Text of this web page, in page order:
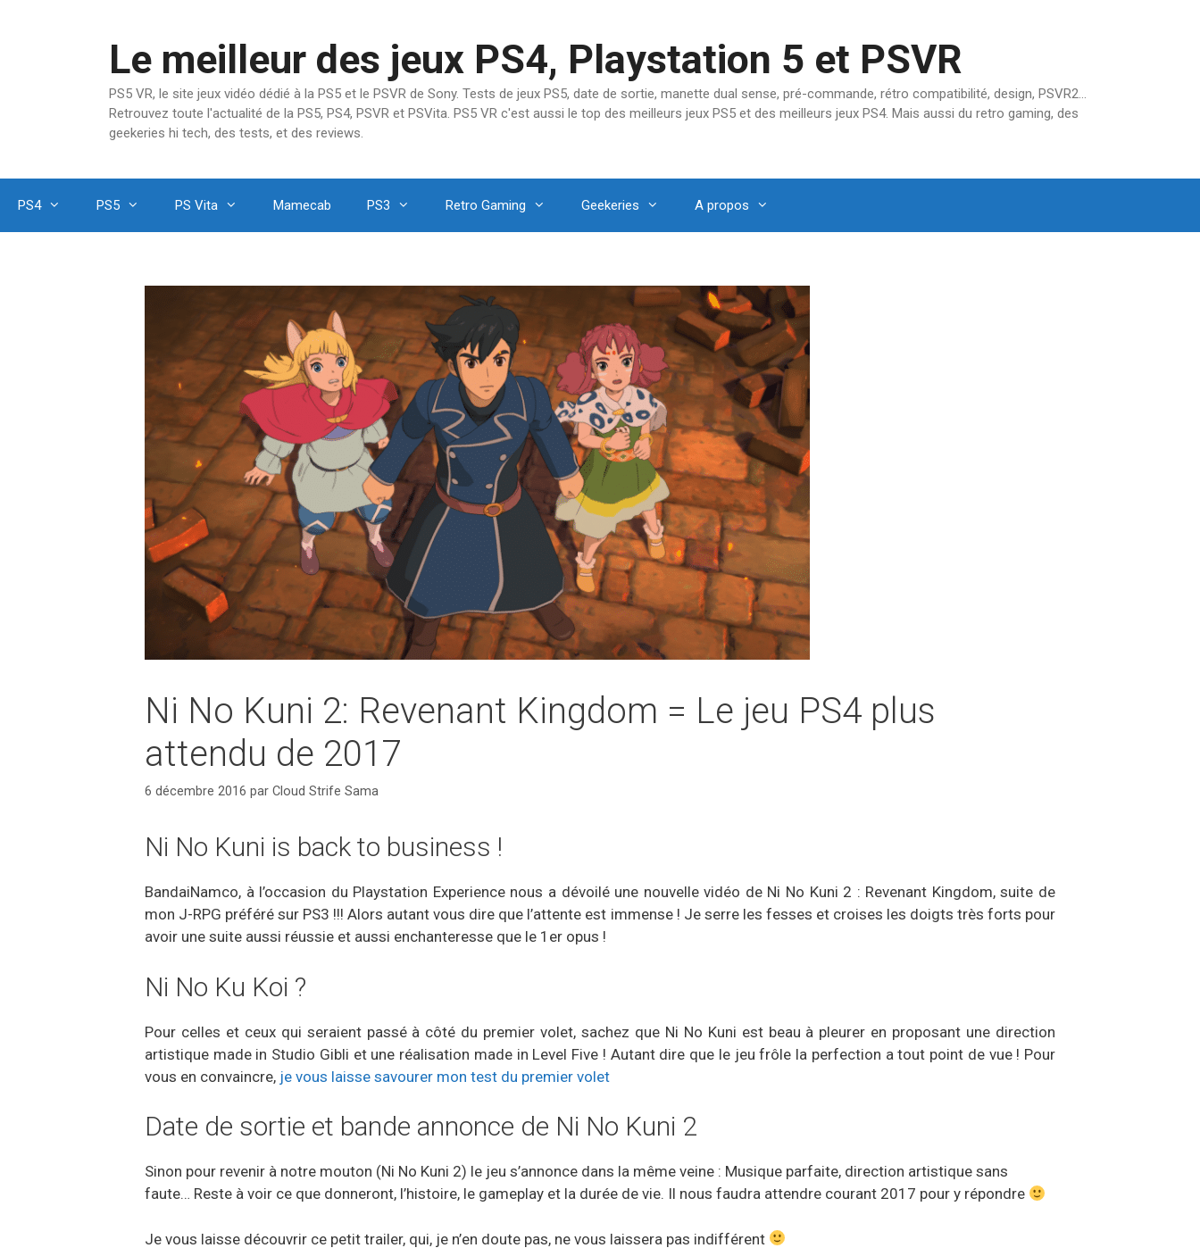
Le meilleur des jeux PS4, Playstation 5 et PSVR
PS5 VR, le site jeux vidéo dédié à la PS5 et le PSVR de Sony. Tests de jeux PS5, date de sortie, manette dual sense, pré-commande, rétro compatibilité, design, PSVR2…
Retrouvez toute l'actualité de la PS5, PS4, PSVR et PSVita. PS5 VR c'est aussi le top des meilleurs jeux PS5 et des meilleurs jeux PS4. Mais aussi du retro gaming, des
geekeries hi tech, des tests, et des reviews.
PS4 PS5 PS Vita Mamecab PS3 Retro Gaming Geekeries A propos
Ni No Kuni 2: Revenant Kingdom = Le jeu PS4 plus
attendu de 2017
6 décembre 2016 par Cloud Strife Sama
Ni No Kuni is back to business !
BandaiNamco, à l’occasion du Playstation Experience nous a dévoilé une nouvelle vidéo de Ni No Kuni 2 : Revenant Kingdom, suite de
mon J-RPG préféré sur PS3 !!! Alors autant vous dire que l’attente est immense ! Je serre les fesses et croises les doigts très forts pour
avoir une suite aussi réussie et aussi enchanteresse que le 1er opus !
Ni No Ku Koi ?
Pour celles et ceux qui seraient passé à côté du premier volet, sachez que Ni No Kuni est beau à pleurer en proposant une direction
artistique made in Studio Gibli et une réalisation made in Level Five ! Autant dire que le jeu frôle la perfection a tout point de vue ! Pour
vous en convaincre, je vous laisse savourer mon test du premier volet
Date de sortie et bande annonce de Ni No Kuni 2
Sinon pour revenir à notre mouton (Ni No Kuni 2) le jeu s’annonce dans la même veine : Musique parfaite, direction artistique sans
faute… Reste à voir ce que donneront, l’histoire, le gameplay et la durée de vie. Il nous faudra attendre courant 2017 pour y répondre
Je vous laisse découvrir ce petit trailer, qui, je n’en doute pas, ne vous laissera pas indifférent